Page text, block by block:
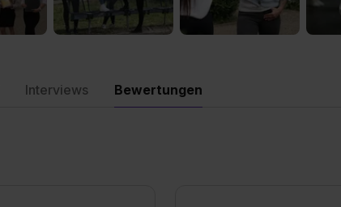
Interviews Bewertungen